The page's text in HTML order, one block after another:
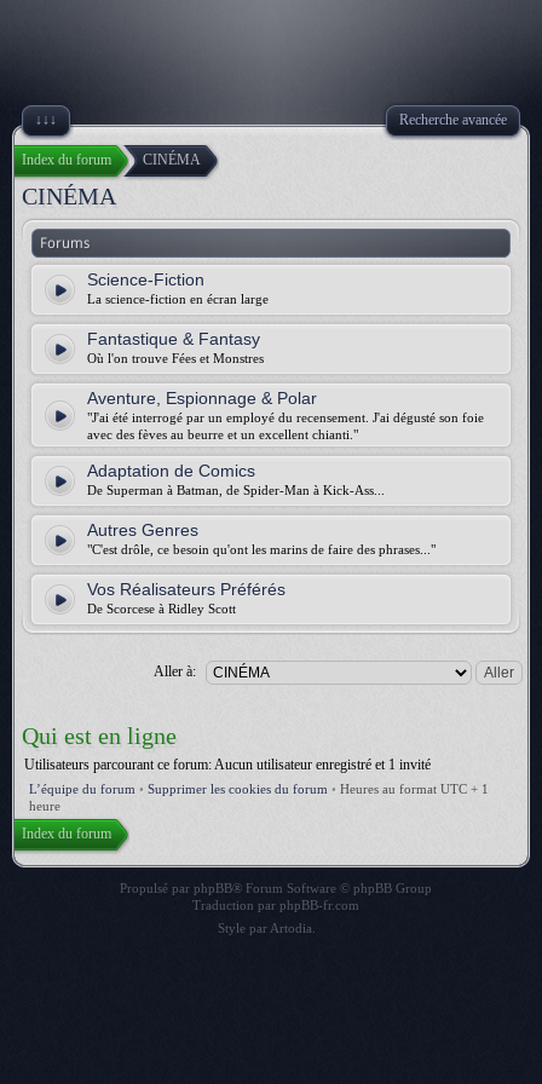
↓↓↓ Recherche avancée
Index du forum CINÉMA
CINÉMA
Forums
Science-Fiction
La science-fiction en écran large
Fantastique & Fantasy
Où l'on trouve Fées et Monstres
Aventure, Espionnage & Polar
"J'ai été interrogé par un employé du recensement. J'ai dégusté son foie
avec des fèves au beurre et un excellent chianti."
Adaptation de Comics
De Superman à Batman, de Spider-Man à Kick-Ass...
Autres Genres
"C'est drôle, ce besoin qu'ont les marins de faire des phrases..."
Vos Réalisateurs Préférés
De Scorcese à Ridley Scott
Aller à:
Qui est en ligne
Utilisateurs parcourant ce forum: Aucun utilisateur enregistré et 1 invité
L’équipe du forum • Supprimer les cookies du forum • Heures au format UTC + 1
heure
Index du forum
Propulsé par phpBB® Forum Software © phpBB Group
Traduction par phpBB-fr.com
Style par Artodia